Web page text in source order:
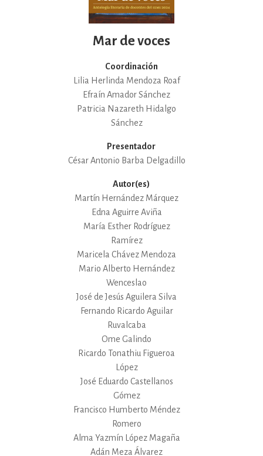
Mar de voces
Coordinación
Lilia Herlinda Mendoza Roaf
Efraín Amador Sánchez
Patricia Nazareth Hidalgo
Sánchez
Presentador
César Antonio Barba Delgadillo
Autor(es)
Martín Hernández Márquez
Edna Aguirre Aviña
María Esther Rodríguez
Ramírez
Maricela Chávez Mendoza
Mario Alberto Hernández
Wenceslao
José de Jesús Aguilera Silva
Fernando Ricardo Aguilar
Ruvalcaba
Ome Galindo
Ricardo Tonathiu Figueroa
López
José Eduardo Castellanos
Gómez
Francisco Humberto Méndez
Romero
Alma Yazmín López Magaña
Adán Meza Álvarez